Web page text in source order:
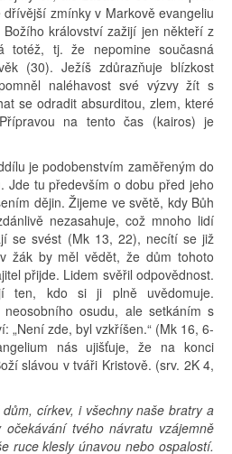
zmínky v Markově evangeliu
království zažijí jen někteří z
totéž, tj. že nepomine současná
(30). Ježíš zdůrazňuje blízkost
naléhavost své výzvy žít s
se odradit absurditou, zlem, které
na tento čas (kairos) je
je podobenstvím zaměřeným do
Jde tu především o dobu před jeho
dějin. Žijeme ve světě, kdy Bůh
nezasahuje, což mnoho lidí
se svést (Mk 13, 22), necítí se již
žák by měl vědět, že dům tohoto
přijde. Lidem svěřil odpovědnost.
ten, kdo si ji plně uvědomuje.
osudu, ale setkáním s
„Není zde, byl vzkříšen.“ (Mk 16, 6-
nás ujišťuje, že na konci
slávou v tváři Kristově. (srv. 2K 4,
církev, i všechny naše bratry a
tvého návratu vzájemně
ruce klesly únavou nebo ospalostí.